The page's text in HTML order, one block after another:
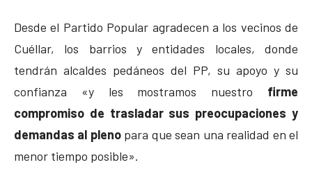
Desde el Partido Popular agradecen a los vecinos de
Cuéllar, los barrios y entidades locales, donde
tendrán alcaldes pedáneos del PP, su apoyo y su
confianza «y les mostramos nuestro firme
compromiso de trasladar sus preocupaciones y
demandas al plenopara que sean una realidad en el
menor tiempo posible».